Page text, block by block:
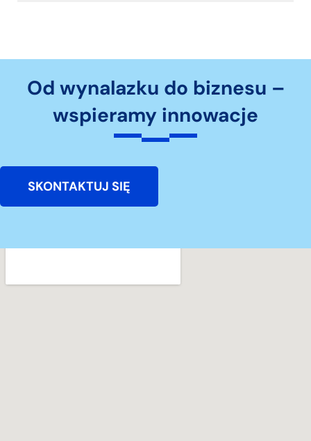
Od wynalazku do biznesu –
wspieramy innowacje
SKONTAKTUJ SIĘ